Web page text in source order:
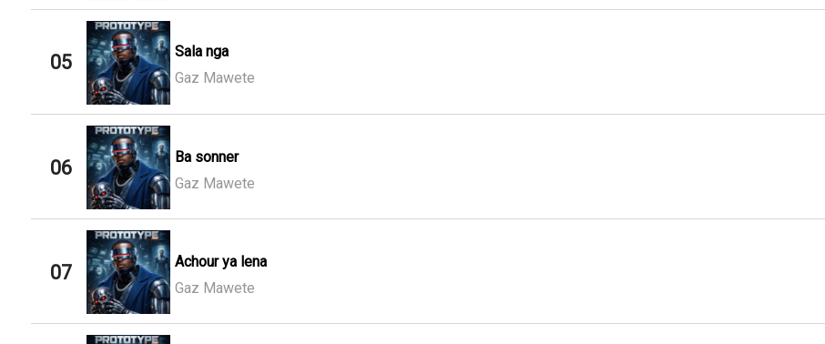
05
Sala nga
Gaz Mawete
06
Ba sonner
Gaz Mawete
07
Achour ya lena
Gaz Mawete